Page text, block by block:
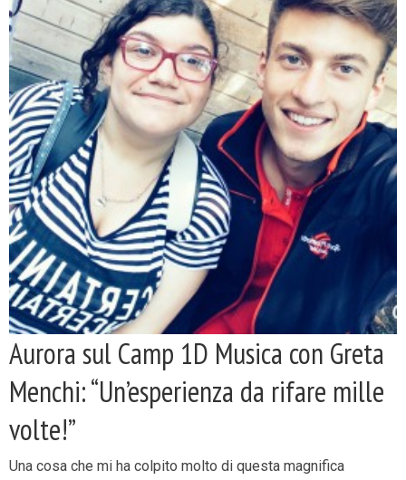
Aurora sul Camp 1D Musica con Greta
Menchi: “Un’esperienza da rifare mille
volte!”
Una cosa che mi ha colpito molto di questa magnifica